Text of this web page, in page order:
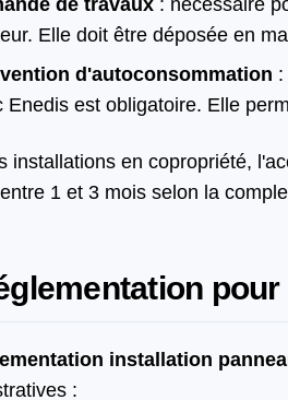
de travaux : nécessaire
Elle doit être déposée en
d'autoconsommation
Enedis est obligatoire. Elle
installations en copropriété,
1 et 3 mois selon la
installation
: